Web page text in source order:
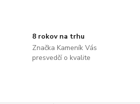
8 rokov na trhu
Značka Kameník Vás
presvedčí o kvalite